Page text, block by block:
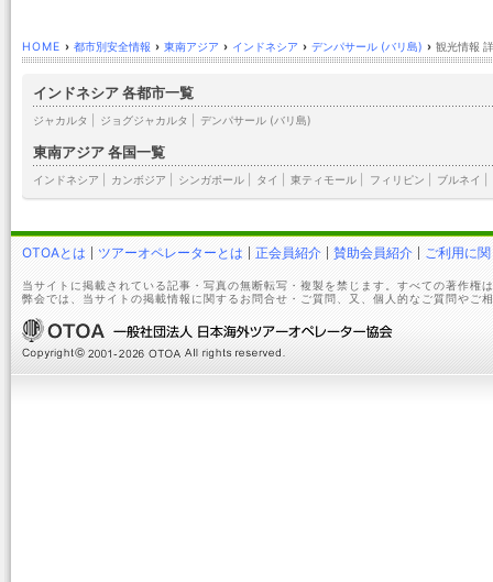
HOME › 都市別安全情報 › 東南アジア › インドネシア › デンパサール (バリ島) › 観光情報
インドネシア 各都市一覧
ジャカルタ ジョグジャカルタ デンパサール (バリ島)
東南アジア 各国一覧
インドネシア カンボジア シンガポール タイ 東ティモール フィリピン ブルネイ
OTOAとは ツアーオペレーターとは 正会員紹介 賛助会員紹介 ご利用に
当サイトに掲載されている記事・写真の無断転写・複製を禁じます。すべての著作権
弊会では、当サイトの掲載情報に関するお問合せ・ご質問、又、個人的なご質問やご